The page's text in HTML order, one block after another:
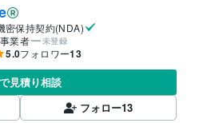
密保持契約(NDA)
業者
未登録
5.0フォロワー13
見積り相談
フォロー13